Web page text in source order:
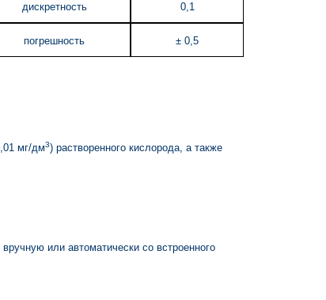
дискретность 0,1
погрешность ± 0,5
мг/дм3) растворенного кислорода, а также
или автоматически со встроенного